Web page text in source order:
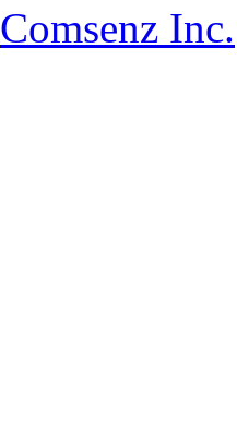
Comsenz Inc.